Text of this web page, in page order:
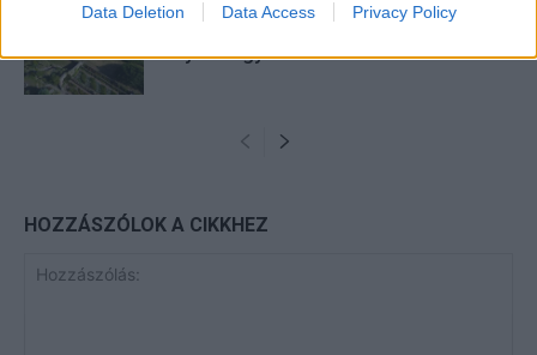
Data Deletion Data Access Privacy Policy
Halál a Tresco-szigeten – A Josh
Clayton-ügy
HOZZÁSZÓLOK A CIKKHEZ